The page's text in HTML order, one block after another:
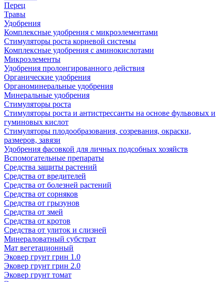
Перец
Травы
Удобрения
Комплексные удобрения с микроэлементами
Стимуляторы роста корневой системы
Комплексные удобрения с аминокислотами
Микроэлементы
Удобрения пролонгированного действия
Органические удобрения
Органоминеральные удобрения
Минеральные удобрения
Стимуляторы роста
Стимуляторы роста и антистрессанты на основе фульвовых и
гуминовых кислот
Стимуляторы плодообразования, созревания, окраски,
размеров, завязи
Удобрения фасовкой для личных подсобных хозяйств
Вспомогательные препараты
Средства защиты растений
Средства от вредителей
Средства от болезней растений
Средства от сорняков
Средства от грызунов
Средства от змей
Средства от кротов
Средства от улиток и слизней
Минераловатный субстрат
Мат вегетационный
Эковер грунт грин 1.0
Эковер грунт грин 2.0
Эковер грунт томат